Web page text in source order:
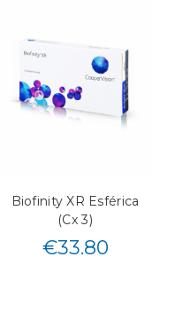
Biofinity XR Esférica
(Cx 3)
€33.80